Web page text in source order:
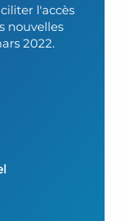
l'accès
nouvelles
2022.